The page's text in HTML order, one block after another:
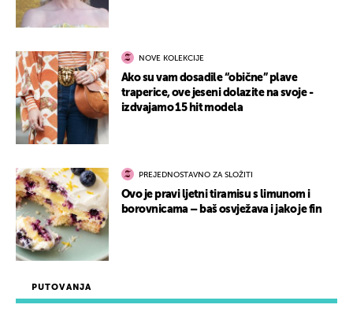
PUTOVANJA
NOVE KOLEKCIJE
Ako su vam dosadile “obične” plave
traperice, ove jeseni dolazite na svoje -
izdvajamo 15 hit modela
PREJEDNOSTAVNO ZA SLOŽITI
Ovo je pravi ljetni tiramisu s limunom i
borovnicama – baš osvježava i jako je fin